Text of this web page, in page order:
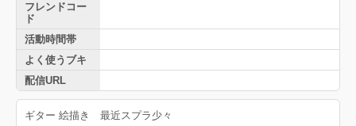
フレンドコー
ド
活動時間帯
よく使うブキ
配信URL
ギター 絵描き 最近スプラ少々